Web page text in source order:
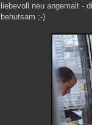
liebevoll neu angemalt -
behutsam ;-)